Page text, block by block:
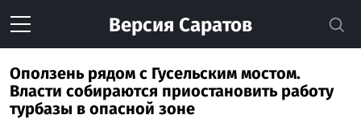
Версия Саратов
Оползень рядом с Гусельским мостом.
Власти собираются приостановить работу
турбазы в опасной зоне